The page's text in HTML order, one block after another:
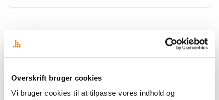
Overskrift bruger cookies
Vi bruger cookies til at tilpasse vores indhold og